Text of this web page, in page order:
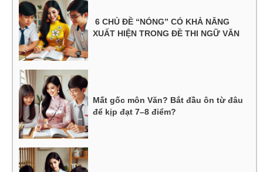
6 CHỦ ĐỀ “NÓNG” CÓ KHẢ NĂNG
XUẤT HIỆN TRONG ĐỀ THI NGỮ VĂN
Mất gốc môn Văn? Bắt đầu ôn từ đâu
để kịp đạt 7–8 điểm?